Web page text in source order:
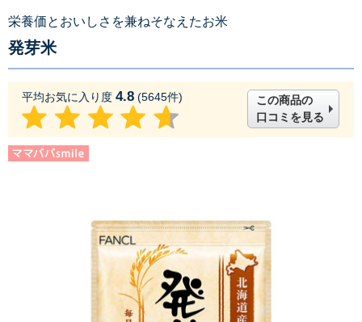
栄養価とおいしさを兼ねそなえたお米
発芽米
平均お気に入り度 4.8 (5645件)
この商品の
口コミを見る